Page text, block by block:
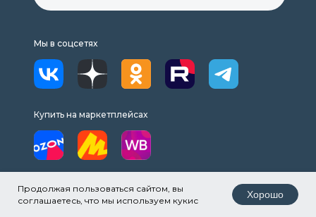
Copyright © 2025. ООО «ОРТИПО»
Купить на маркетплейсах
Мы в соцсетях
Продолжая пользоваться сайтом, вы
соглашаетесь, что мы используем кукис
Хорошо